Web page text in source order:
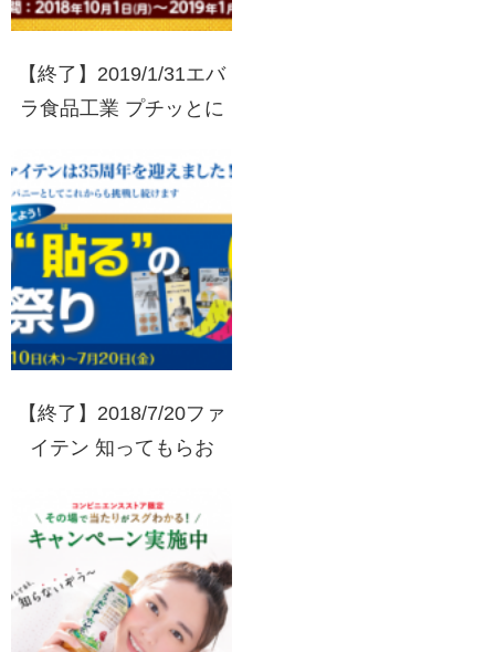
【終了】2019/1/31エバ
ラ食品工業 プチッとに
【終了】2018/7/20ファ
イテン 知ってもらお
テープ祭り